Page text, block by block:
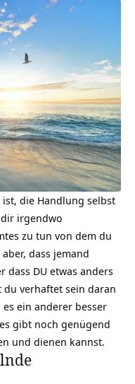
ist, die Handlung selbst
dir irgendwo
zu tun von dem du
dass jemand
dass DU etwas anders
du verhaftet sein daran
es ein anderer besser
gibt noch genügend
und dienen kannst.